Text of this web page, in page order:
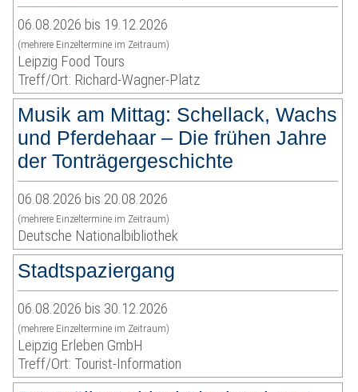
06.08.2026 bis 19.12.2026
(mehrere Einzeltermine im Zeitraum)
Leipzig Food Tours
Treff/Ort: Richard-Wagner-Platz
Musik am Mittag: Schellack, Wachs
und Pferdehaar – Die frühen Jahre
der Tonträgergeschichte
06.08.2026 bis 20.08.2026
(mehrere Einzeltermine im Zeitraum)
Deutsche Nationalbibliothek
Stadtspaziergang
06.08.2026 bis 30.12.2026
(mehrere Einzeltermine im Zeitraum)
Leipzig Erleben GmbH
Treff/Ort: Tourist-Information